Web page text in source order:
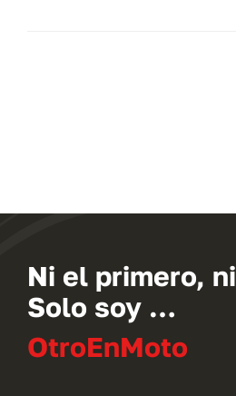
Ni el primero,
Solo soy …
OtroEnMoto